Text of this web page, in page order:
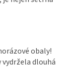
obaly!
vydržela dlouhá